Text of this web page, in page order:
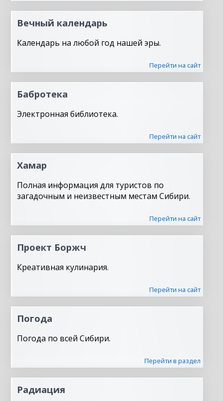
Вечный календарь
Календарь на любой год нашей эры.
Перейти на сайт
Бабротека
Электронная библиотека.
Перейти на сайт
Хамар
Полная информация для туристов по
загадочным и неизвестным местам Сибири.
Перейти на сайт
Проект Боржч
Креативная кулинария.
Перейти на сайт
Погода
Погода по всей Сибири.
Перейти в раздел
Радиация